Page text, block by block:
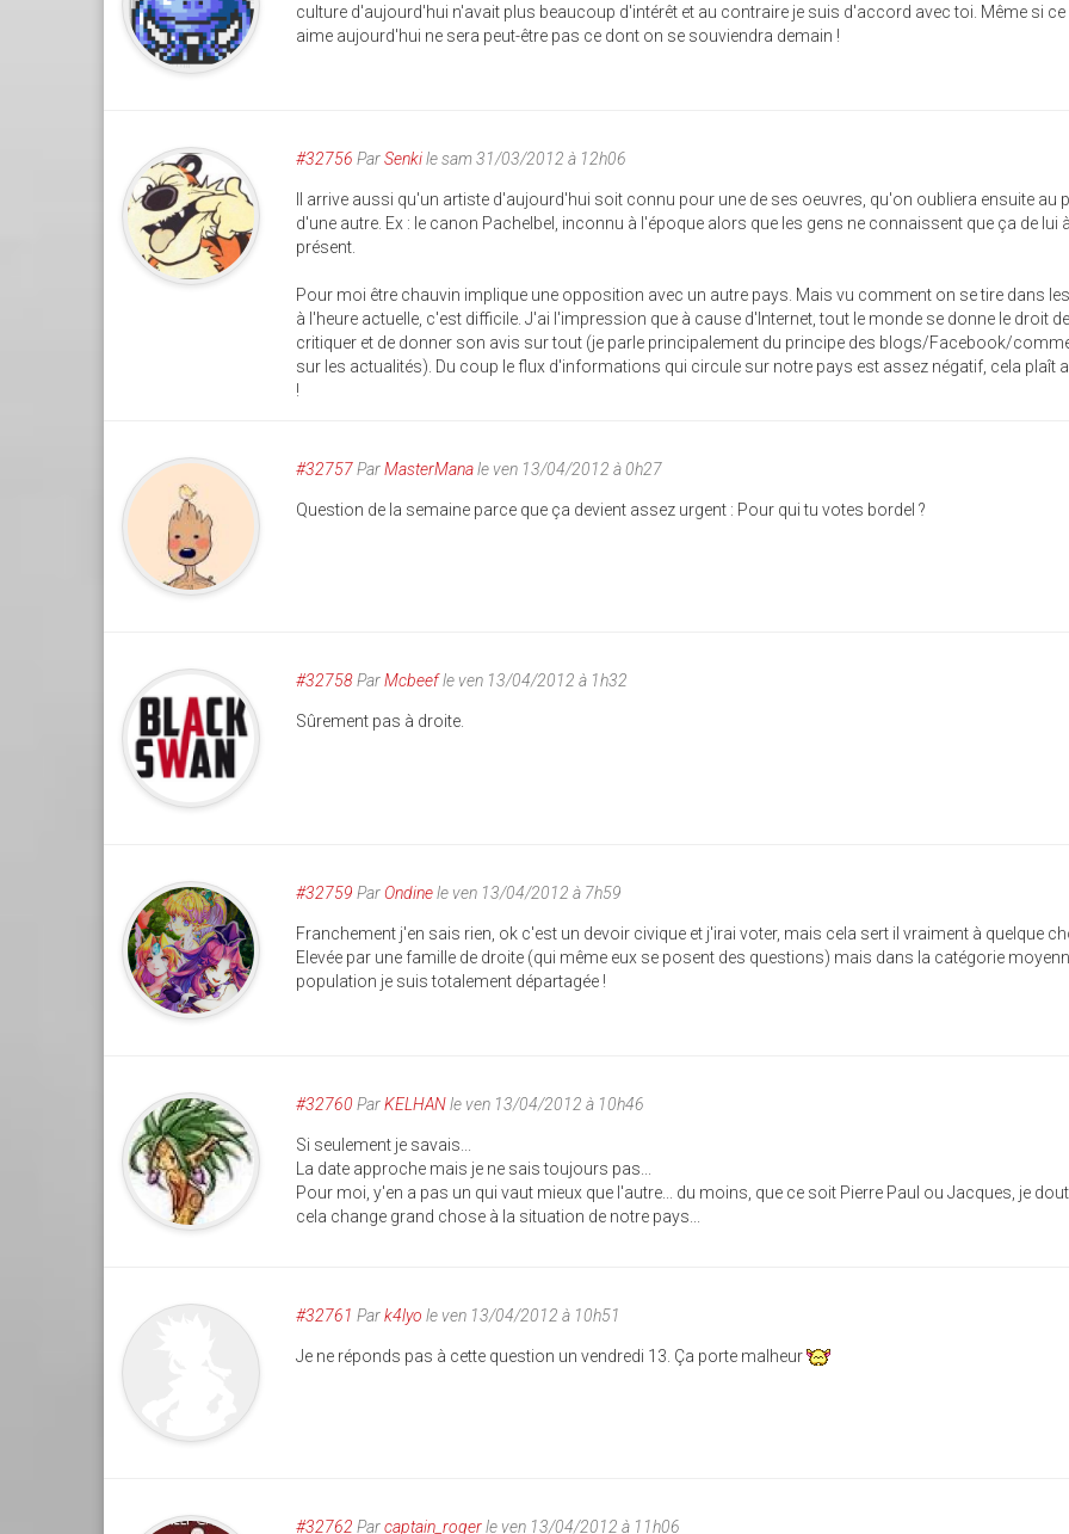
culture d'aujourd'hui n'avait plus beaucoup d'intérêt et au contraire je suis d'accord avec toi. Même si
aime aujourd'hui ne sera peut-être pas ce dont on se souviendra demain !
#32756 ParSenkile sam 31/03/2012 à 12h06
Il arrive aussi qu'un artiste d'aujourd'hui soit connu pour une de ses oeuvres, qu'on oubliera ensuite au
d'une autre. Ex : le canon Pachelbel, inconnu à l'époque alors que les gens ne connaissent que ça de lui à
présent.
Pour moi être chauvin implique une opposition avec un autre pays. Mais vu comment on se tire dans
à l'heure actuelle, c'est difficile. J'ai l'impression que à cause d'Internet, tout le monde se donne le droit de
critiquer et de donner son avis sur tout (je parle principalement du principe des blogs/Facebook/
sur les actualités). Du coup le flux d'informations qui circule sur notre pays est assez négatif, cela plaît
!
#32757ParMasterManale ven 13/04/2012 à 0h27
Question de la semaine parce que ça devient assez urgent : Pour qui tu votes bordel ?
#32758ParMcbeefle ven 13/04/2012 à 1h32
Sûrement pas à droite.
#32759 ParOndinele ven 13/04/2012 à 7h59
Franchement j'en sais rien, ok c'est un devoir civique et j'irai voter, mais cela sert il vraiment à quelque
Elevée par une famille de droite (qui même eux se posent des questions) mais dans la catégorie
population je suis totalement départagée !
#32760 ParKELHANle ven 13/04/2012 à 10h46
Si seulement je savais...
La date approche mais je ne sais toujours pas...
Pour moi, y'en a pas un qui vaut mieux que l'autre... du moins, que ce soit Pierre Paul ou Jacques, je
cela change grand chose à la situation de notre pays...
#32761 Park4lyo le ven 13/04/2012 à 10h51
Je ne réponds pas à cette question un vendredi 13. Ça porte malheur
#32762 Parcaptain_rogerle ven 13/04/2012 à 11h06